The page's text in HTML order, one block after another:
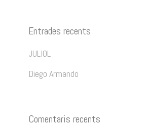
Entrades recents
JULIOL
Diego Armando
Comentaris recents